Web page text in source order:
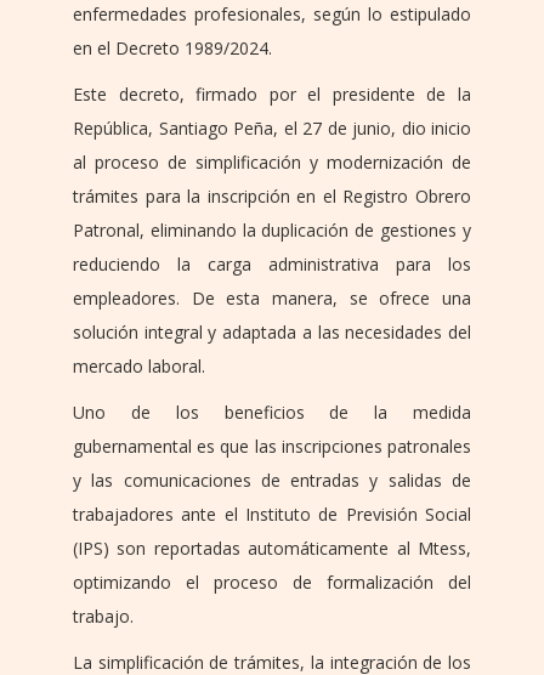
enfermedades profesionales, según lo estipulado
en el Decreto 1989/2024.
Este decreto, firmado por el presidente de la
República, Santiago Peña, el 27 de junio, dio inicio
al proceso de simplificación y modernización de
trámites para la inscripción en el Registro Obrero
Patronal, eliminando la duplicación de gestiones y
reduciendo la carga administrativa para los
empleadores. De esta manera, se ofrece una
solución integral y adaptada a las necesidades del
mercado laboral.
Uno de los beneficios de la medida
gubernamental es que las inscripciones patronales
y las comunicaciones de entradas y salidas de
trabajadores ante el Instituto de Previsión Social
(IPS) son reportadas automáticamente al Mtess,
optimizando el proceso de formalización del
trabajo.
La simplificación de trámites, la integración de los